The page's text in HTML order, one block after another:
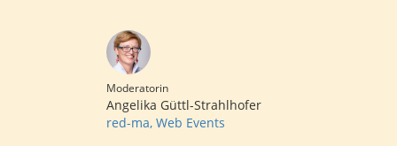
Moderatorin
Angelika Güttl-Strahlhofer
red-ma, Web Events